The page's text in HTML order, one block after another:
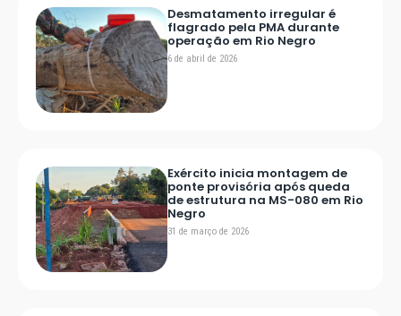
Desmatamento irregular é
flagrado pela PMA durante
operação em Rio Negro
6 de abril de 2026
Exército inicia montagem de
ponte provisória após queda
de estrutura na MS-080 em Rio
Negro
31 de março de 2026